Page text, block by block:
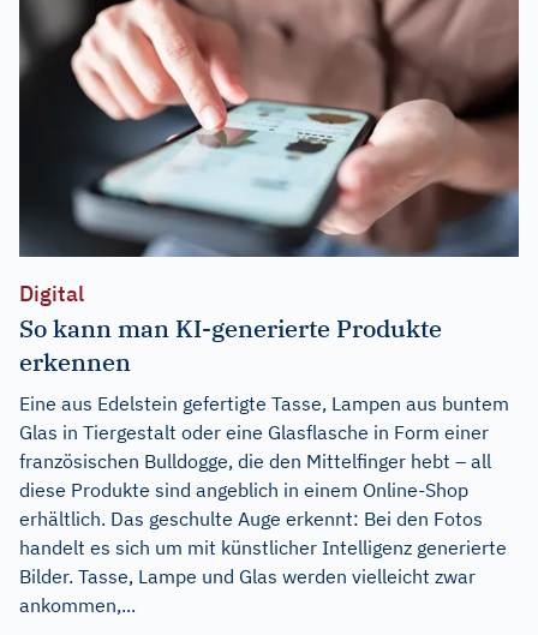
Digital
So kann man KI-generierte Produkte
erkennen
Eine aus Edelstein gefertigte Tasse, Lampen aus buntem
Glas in Tiergestalt oder eine Glasflasche in Form einer
französischen Bulldogge, die den Mittelfinger hebt – all
diese Produkte sind angeblich in einem Online-Shop
erhältlich. Das geschulte Auge erkennt: Bei den Fotos
handelt es sich um mit künstlicher Intelligenz generierte
Bilder. Tasse, Lampe und Glas werden vielleicht zwar
ankommen,...